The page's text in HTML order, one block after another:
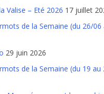
Valise – Eté 2026 17 juillet
de la Semaine (du 26/06
29 juin 2026
de la Semaine (du 19 au